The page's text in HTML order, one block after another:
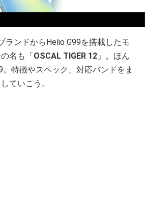
ランドからHelio G99を搭載したモ
名も「 OSCAL TIGER 12 」。ほん
。特徴やスペック、対応バンドをま
ていこう。